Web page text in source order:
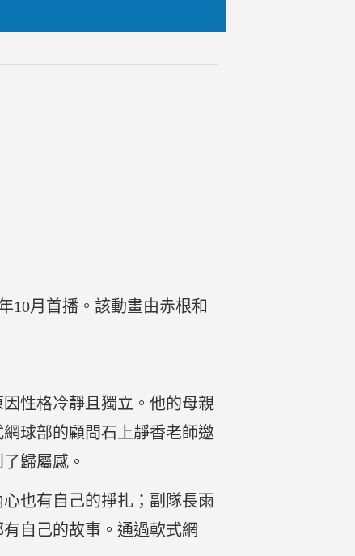
10月首播。該動畫由赤根和
性格冷靜且獨立。他的母親
球部的顧問石上靜香老師邀
歸屬感。
也有自己的掙扎；副隊長雨
自己的故事。通過軟式網